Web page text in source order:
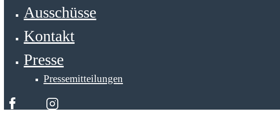
Ausschüsse
Kontakt
Presse
Pressemitteilungen